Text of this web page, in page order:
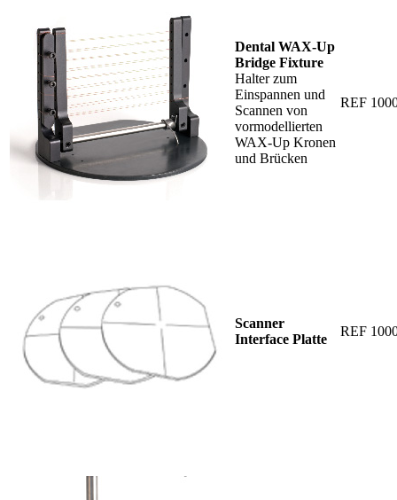
Dental WAX-Up
Bridge Fixture
Halter zum
Einspannen und
Scannen von
vormodellierten
WAX-Up Kronen
und Brücken
REF
Scanner
Interface Platte
REF